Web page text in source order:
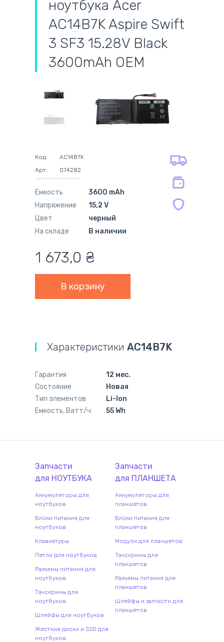
ноутбука Acer
AC14B7K Aspire Swift
3 SF3 15.28V Black
3600mAh OEM
Код:
AC14B7K
Арт:
074282
Емкость
3600 mAh
Напряжение
15,2 V
Цвет
черный
На складе
В наличии
1 673,0 ₴
адресная доставка курьером
наличный расчёт
мес.
мес.
Характеристики AC14B7K
Гарантия
12 мес.
Состояние
Новая
Тип элементов
Li-Ion
Емкость, Ватт/ч
55 Wh
Запчасти
для НОУТБУКА
Аккумуляторы для
ноутбуков
Блоки питания для
ноутбуков
Клавиатуры
Петли для ноутбуков
Разъемы питания для
ноутбуков
Тачскрины для
ноутбуков
Шлейфы для ноутбуков
Жесткие диски и SSD для
ноутбуков
Запчасти
для ПЛАНШЕТА
Аккумуляторы для
планшетов
Блоки питания для
планшетов
Модули для планшетов
Тачскрины для
планшетов
Разъемы питания для
планшетов
Шлейфы и запчасти для
планшетов